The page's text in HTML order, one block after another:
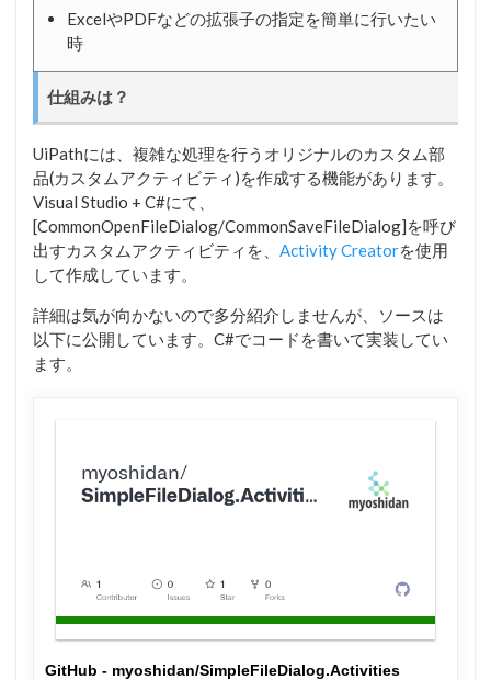
ExcelやPDFなどの拡張子の指定を簡単に行いたい
時
仕組みは？
UiPathには、複雑な処理を行うオリジナルのカスタム部
品(カスタムアクティビティ)を作成する機能があります。
Visual Studio + C#にて、
[CommonOpenFileDialog/CommonSaveFileDialog]を呼び
出すカスタムアクティビティを、 Activity Creatorを使用
して作成しています。
詳細は気が向かないので多分紹介しませんが、ソースは
以下に公開しています。C#でコードを書いて実装してい
ます。
GitHub - myoshidan/SimpleFileDialog.Activities